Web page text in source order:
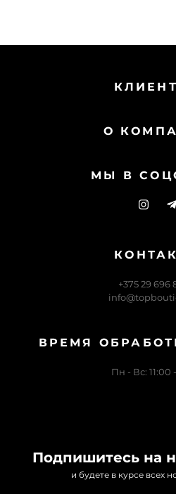
О
МЫ В
+375 29 696
ВРЕМЯ
Пн - Вс: 11:00
Подпишитесь на
и будете в курсе всех